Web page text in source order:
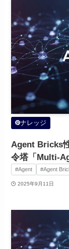
ナレッジ
Agent Bricks
令塔「Multi-
#Agent #Agent
2025年9月11日